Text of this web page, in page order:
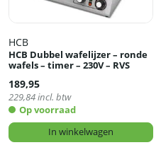
HCB
HCB Dubbel wafelijzer – ronde
wafels – timer – 230V – RVS
189,95
229,84incl. btw
Op voorraad
In winkelwagen